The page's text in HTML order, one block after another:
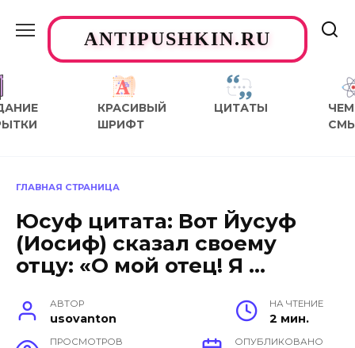
содержаниюANTIPUSHKIN.RU
КРАСИВЫЙ
ШРИФТ
ЦИТАТЫ
ЧЕМ
ГЛАВНАЯ СТРАНИЦА
Юсуф цитата: Вот Йусуф
(Иосиф) сказал своему
отцу: «О мой отец! Я …
АВТОР
usovanton
НА ЧТЕНИЕ
2 мин.
ПРОСМОТРОВ ОПУБЛИКОВАНО